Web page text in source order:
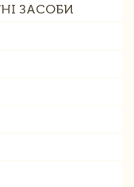
ЗАСОБИ